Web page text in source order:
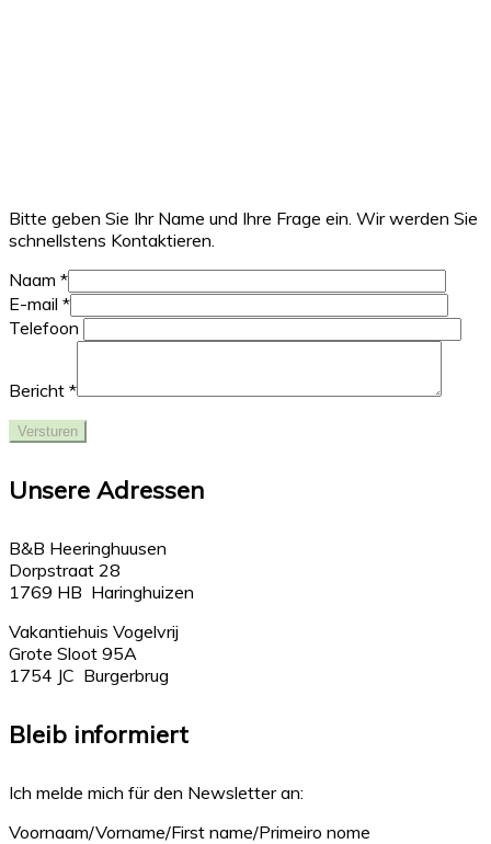
Bitte geben Sie Ihr Name und Ihre Frage ein. Wir werden Sie
schnellstens Kontaktieren.
Naam *
E-mail *
Telefoon
Bericht *
Unsere Adressen
B&B Heeringhuusen
Dorpstraat 28
1769 HB Haringhuizen
Vakantiehuis Vogelvrij
Grote Sloot 95A
1754 JC Burgerbrug
Bleib informiert
Ich melde mich für den Newsletter an:
Voornaam/Vorname/First name/Primeiro nome